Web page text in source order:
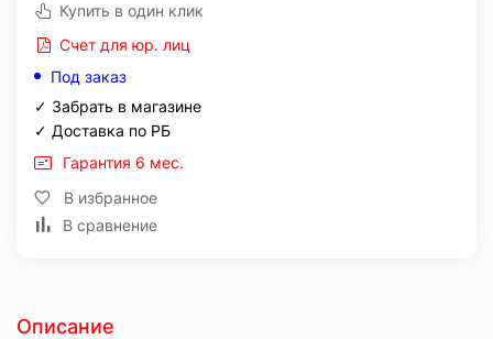
Купить в один клик
Счет для юр. лиц
Под заказ
✓ Забрать в магазине
✓ Доставка по РБ
Гарантия 6 мес.
В избранное
В сравнение
Описание